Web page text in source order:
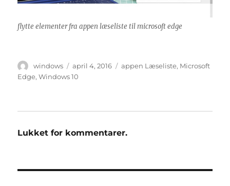
flytte elementer fra appen læseliste til microsoft edge
Forfatter
windows Udgivet
april 4, 2016 Tags
appen Læseliste, Microsoft
Edge,Windows 10
Lukket for kommentarer.